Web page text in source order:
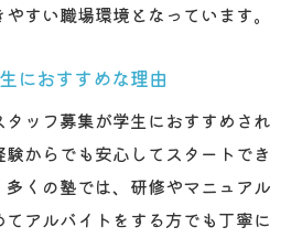
すい職場環境となっています。
におすすめな理由
ッフ募集が学生におすすめされ
からでも安心してスタートでき
くの塾では、研修やマニュアル
アルバイトをする方でも丁寧に